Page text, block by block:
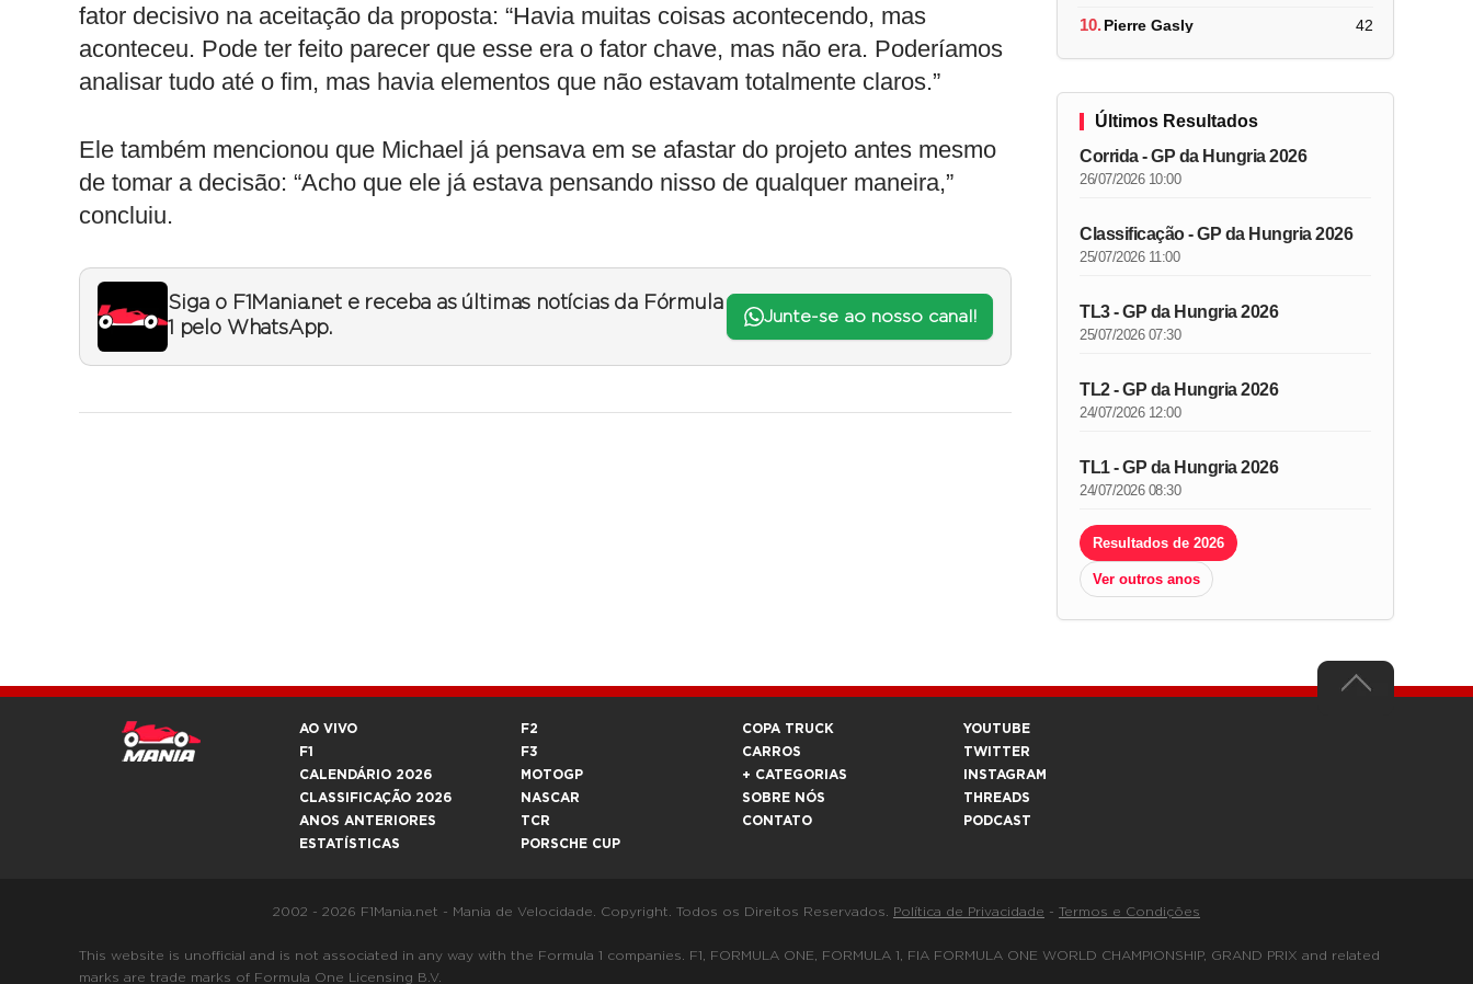
fator decisivo na aceitação da proposta: “Havia muitas coisas acontecendo, mas
aconteceu. Pode ter feito parecer que esse era o fator chave, mas não era. Poderíamos
analisar tudo até o fim, mas havia elementos que não estavam totalmente claros.”
Ele também mencionou que Michael já pensava em se afastar do projeto antes mesmo
de tomar a decisão: “Acho que ele já estava pensando nisso de qualquer maneira,”
concluiu.
Siga o F1Mania.net e receba as últimas notícias da Fórmula
1 pelo WhatsApp.
Junte-se ao nosso canal!
10.Pierre Gasly 42
Últimos Resultados
Corrida - GP da Hungria 2026
26/07/2026 10:00
Classificação - GP da Hungria 2026
25/07/2026 11:00
TL3 - GP da Hungria 2026
25/07/2026 07:30
TL2 - GP da Hungria 2026
24/07/2026 12:00
TL1 - GP da Hungria 2026
24/07/2026 08:30
Resultados de 2026
Ver outros anos
AO VIVO
F1
CALENDÁRIO 2026
CLASSIFICAÇÃO 2026
ANOS ANTERIORES
ESTATÍSTICAS
F2
F3
MOTOGP
NASCAR
TCR
PORSCHE CUP
COPA TRUCK
CARROS
+ CATEGORIAS
SOBRE NÓS
CONTATO
YOUTUBE
TWITTER
INSTAGRAM
THREADS
PODCAST
2002 - 2026 F1Mania.net - Mania de Velocidade. Copyright. Todos os Direitos Reservados. Política de Privacidade - Termos e Condições
This website is unofficial and is not associated in any way with the Formula 1 companies. F1, FORMULA ONE, FORMULA 1, FIA FORMULA ONE WORLD CHAMPIONSHIP, GRAND PRIX and related
marks are trade marks of Formula One Licensing B.V.